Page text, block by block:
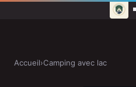
Accueil›Camping avec lac